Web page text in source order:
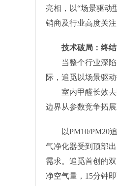
亮相，以“场景驱动
销商及行业高度关注
技术破局：终结
当整个行业深陷
际，追觅以场景驱
——室内甲醛长效去
边界从参数竞争拓
以PM10/PM20追
气净化器受到顶部
需求。追觅首创的
净空气量，15分钟